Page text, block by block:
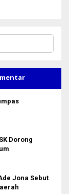
Dorong
Jona Sebut